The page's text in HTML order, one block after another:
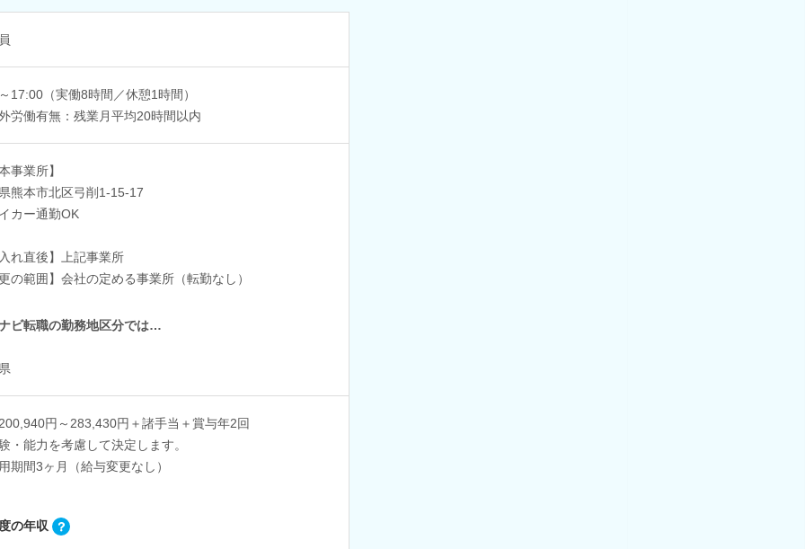
17:00（実働8時間／休憩1時間）
労働有無：残業月平均20時間以内
事業所】
熊本市北区弓削1-15-17
カー通勤OK
れ直後】上記事業所
の範囲】会社の定める事業所（転勤なし）
ビ転職の勤務地区分では…
円～283,430円＋諸手当＋賞与年2回
・能力を考慮して決定します。
期間3ヶ月（給与変更なし）
の年収